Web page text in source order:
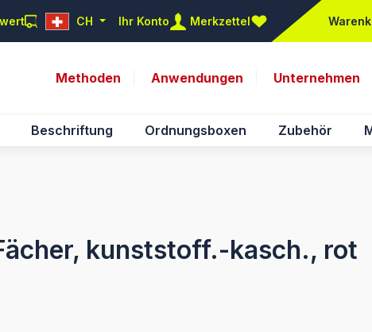
CH Ihr Konto Merkzettel
Du hast 0 Produkte auf
Methoden Anwendungen Unternehmen
Beschriftung Ordnungsboxen Zubehör
kunststoff.-kasch., rot